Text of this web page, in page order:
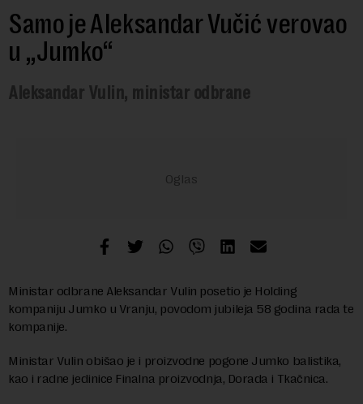
Samo je Aleksandar Vučić verovao
u „Jumko“
Aleksandar Vulin, ministar odbrane
Ministar odbrane Aleksandar Vulin posetio je Holding
kompaniju Jumko u Vranju, povodom jubileja 58 godina rada te
kompanije.
Ministar Vulin obišao je i proizvodne pogone Jumko balistika,
kao i radne jedinice Finalna proizvodnja, Dorada i Tkačnica.